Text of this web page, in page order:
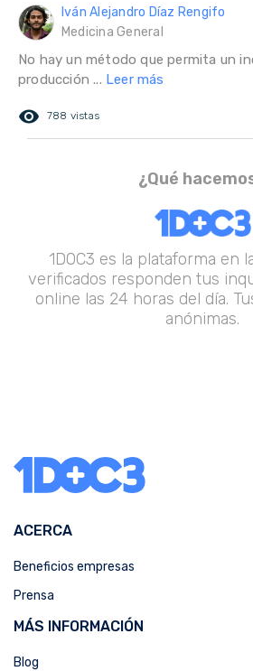
Iván Alejandro Díaz Rengifo
Medicina General
No hay un método que permita un
producción ... Leer más
remove_red_eye 788 vistas
¿Qué
1DOC3 es la plataforma en
verificados responden tus
online las 24 horas del día.
anónimas.
ACERCA
Beneficios empresas
Prensa
MÁS INFORMACIÓN
Blog